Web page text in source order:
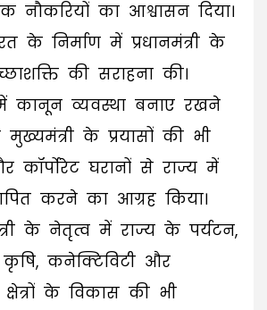
नौकरियों का आश्वासन दिया।
के निर्माण में प्रधानमंत्री के
की सराहना की।
में कानून व्यवस्था बनाए रखने
के प्रयासों की भी
कॉर्पोरेट घरानों से राज्य में
करने का आग्रह किया।
के नेतृत्व में राज्य के पर्यटन,
कृषि, कनेक्टिविटी और
क्षेत्रों के विकास की भी